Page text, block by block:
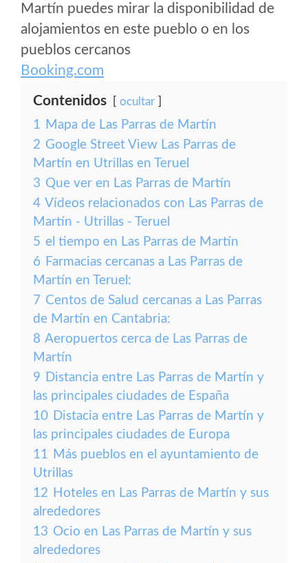
Martín puedes mirar la disponibilidad de
alojamientos en este pueblo o en los
pueblos cercanos
Booking.com
Contenidos ocultar
1 Mapa de Las Parras de Martín
2 Google Street View Las Parras de
Martín en Utrillas en Teruel
3 Que ver en Las Parras de Martín
4 Vídeos relacionados con Las Parras de
Martín - Utrillas - Teruel
5 el tiempo en Las Parras de Martín
6 Farmacias cercanas a Las Parras de
Martín en Teruel:
7 Centos de Salud cercanas a Las Parras
de Martín en Cantabria:
8 Aeropuertos cerca de Las Parras de
Martín
9 Distancia entre Las Parras de Martín y
las principales ciudades de España
10 Distacia entre Las Parras de Martín y
las principales ciudades de Europa
11 Más pueblos en el ayuntamiento de
Utrillas
12 Hoteles en Las Parras de Martín y sus
alrededores
13 Ocio en Las Parras de Martín y sus
alrededores